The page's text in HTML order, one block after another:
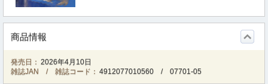
商品情報
発売日： 2026年4月10日
雑誌JAN / 雑誌コード： 4912077010560 /07701-05